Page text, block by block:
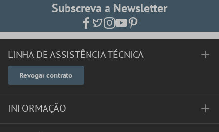
Subscreva a Newsletter
LINHA DE ASSISTÊNCIA TÉCNICA
Revogar contrato
INFORMAÇÃO